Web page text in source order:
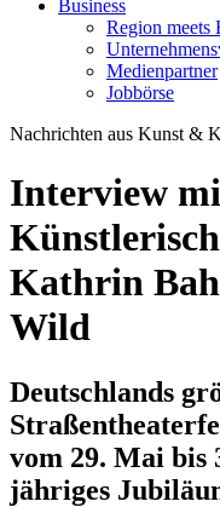
Business
Region meets
Medienpartner
Jobbörse
Nachrichten aus Kunst &
Interview
Kathrin
Wild
Deutschlands
vom 29. Mai bis
jähriges